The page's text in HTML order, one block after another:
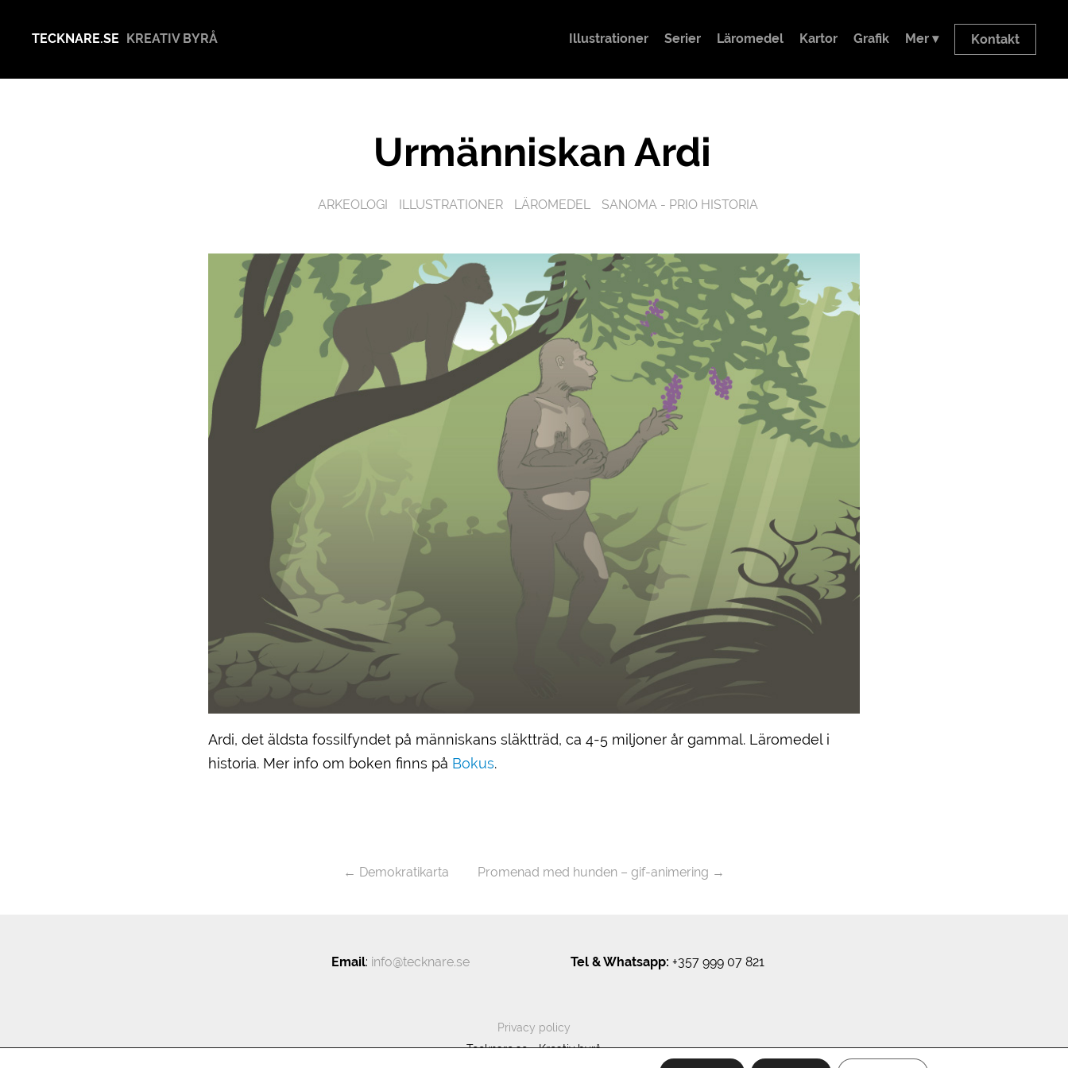
TECKNARE.SE KREATIV BYRÅ Illustrationer Serier Läromedel Kartor Grafik Mer ▾ Kontakt
Urmänniskan Ardi
ARKEOLOGI ILLUSTRATIONER LÄROMEDEL SANOMA - PRIO HISTORIA
Ardi, det äldsta fossilfyndet på människans släktträd, ca 4-5 miljoner år gammal. Läromedel i
historia. Mer info om boken finns på Bokus.
← Demokratikarta Promenad med hunden – gif-animering →
Email: info@tecknare.se Tel & Whatsapp: +357 999 07 821
Privacy policy
Tecknare.se - Kreativ byrå